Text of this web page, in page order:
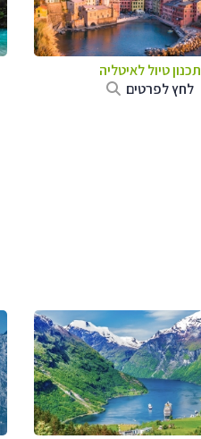
תכנון טיול לאיטליה
לחץ לפרטים